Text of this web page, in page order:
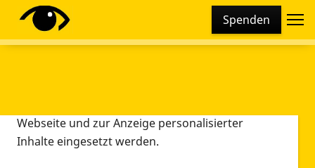
Spenden
Diese Webseite setzt verschiedene Cookies und
Tracking-Tools ein. Dies beinhaltet Cookies und
Webseite und zur Anzeige personalisierter
Inhalte eingesetzt werden.